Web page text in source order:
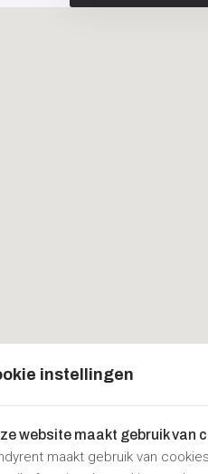
instellingen
website maakt gebruik van
maakt gebruik van